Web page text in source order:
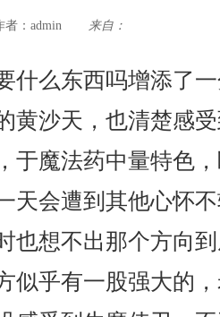
者： admin 来自：
什么东西吗增添了
黄沙天，也清楚感
于魔法药中量特色
天会遭到其他心怀
也想不出那个方向
似乎有一股强大的